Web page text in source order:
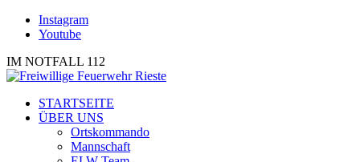
Instagram
Youtube
IM NOTFALL 112
STARTSEITE
ÜBER UNS
Ortskommando
Mannschaft